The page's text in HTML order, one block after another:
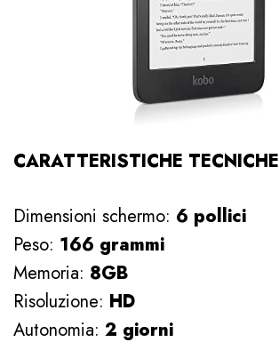
CARATTERISTICHE TECNICHE
Dimensioni schermo: 6 pollici
Peso: 166 grammi
Memoria: 8GB
Risoluzione: HD
Autonomia: 2 giorni